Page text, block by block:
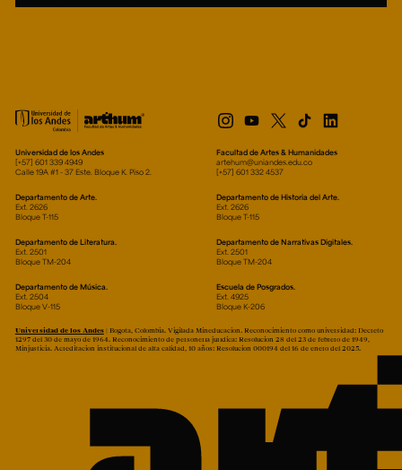
Universidad de los Andes
[+57] 601 339 4949
Calle 19A #1 - 37 Este. Bloque K. Piso 2.
Facultad de Artes & Humanidades
artehum@uniandes.edu.co
[+57] 601 332 4537
Departamento de Arte.
Ext. 2626
Bloque T-115
Departamento de Historia del Arte.
Ext. 2626
Bloque T-115
Departamento de Literatura.
Ext. 2501
Bloque TM-204
Departamento de Narrativas Digitales.
Ext. 2501
Bloque TM-204
Departamento de Música.
Ext. 2504
Bloque V-115
Escuela de Posgrados.
Ext. 4925
Bloque K-206
Universidad de los Andes| Bogotá, Colombia. Vigilada Mineducación. Reconocimiento como universidad: Decreto
1297 del 30 de mayo de 1964. Reconocimiento de personería jurídica: Resolución 28 del 23 de febrero de 1949,
Minjusticia. Acreditación institucional de alta calidad, 10 años: Resolución 000194 del 16 de enero del 2025.